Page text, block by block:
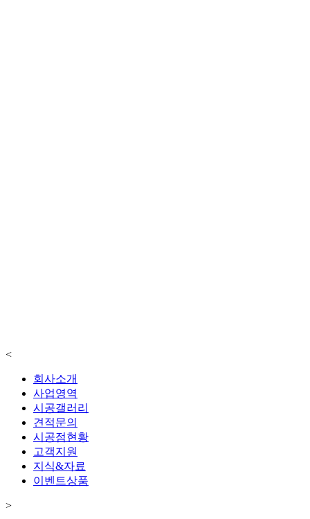
<
회사소개
사업영역
시공갤러리
견적문의
시공점현황
고객지원
지식&자료
이벤트상품
>